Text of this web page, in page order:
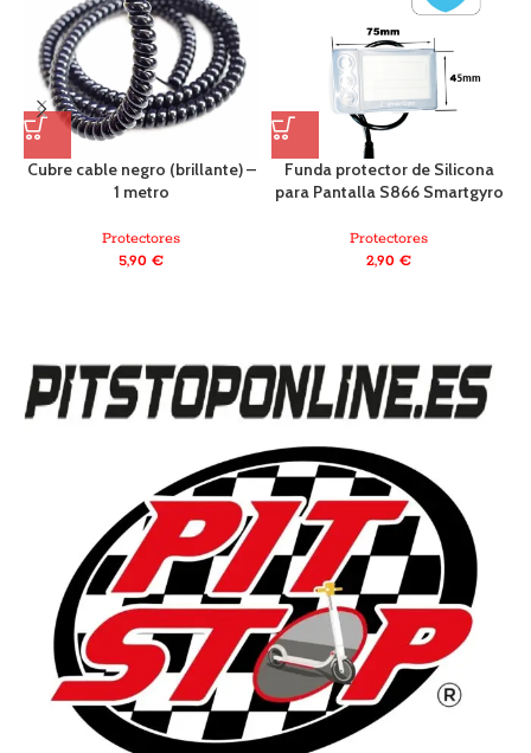
Cubre cable negro (brillante) –
1 metro
Protectores
5,90€
Funda protector de Silicona
para Pantalla S866 Smartgyro
Protectores
2,90€